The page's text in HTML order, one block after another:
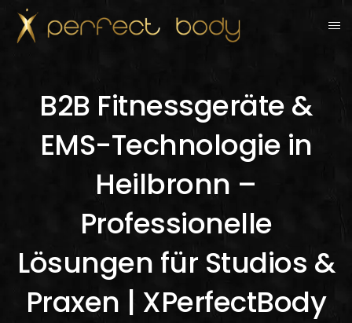
B2B Fitnessgeräte &
EMS-Technologie in
Heilbronn –
Professionelle
Lösungen für Studios &
Praxen | XPerfectBody